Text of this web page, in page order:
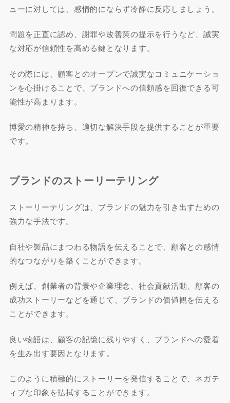
ューに対しては、感情的にならず冷静に反応しましょう。
問題を正直に認め、謝罪や改善策の提示を行うなど、誠実
な対応が信頼性を高める鍵となります。
その際には、顧客とのオープンで誠実なコミュニケーショ
ンを心掛けることで、ブランドへの信頼感を回復できる可
能性が高まります。
博愛の精神を持ち、適切な解決手段を提供することが重要
です。
ブランドのストーリーテリング
ストーリーテリングは、ブランドの魅力を引き出すための
強力な手法です。
自社や製品にまつわる物語を伝えることで、顧客との感情
的なつながりを築くことができます。
例えば、創業者の背景や企業理念、社会貢献活動、顧客の
成功ストーリーなどを通じて、ブランドの価値観を伝える
ことができます。
良い物語は、顧客の記憶に残りやすく、ブランドへの愛着
を生み出す要因となります。
このように積極的にストーリーを発信することで、ネガテ
ィブな印象を払拭することができます。